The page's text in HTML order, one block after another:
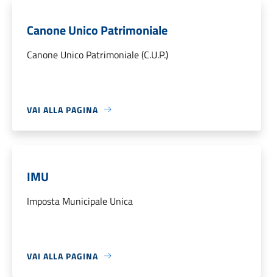
Canone Unico Patrimoniale
Canone Unico Patrimoniale (C.U.P.)
VAI ALLA PAGINA
IMU
Imposta Municipale Unica
VAI ALLA PAGINA